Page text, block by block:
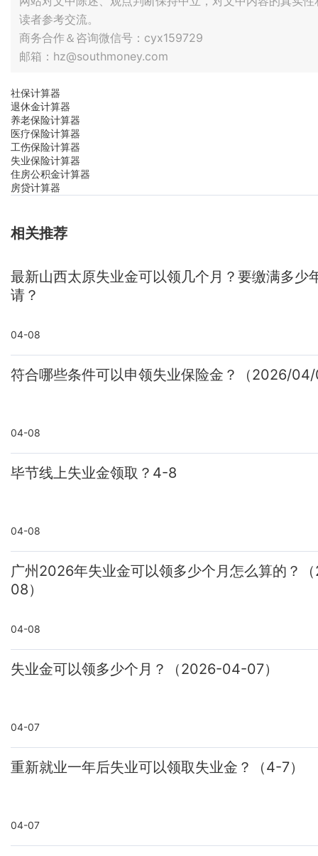
读者参考交流。
商务合作＆咨询微信号：cyx159729
邮箱：hz@southmoney.com
社保计算器
退休金计算器
养老保险计算器
医疗保险计算器
工伤保险计算器
失业保险计算器
住房公积金计算器
房贷计算器
相关推荐
最新山西太原失业金可以领几个月？要缴满多少
请？
04-08
符合哪些条件可以申领失业保险金？（2026/
04-08
毕节线上失业金领取？4-8
04-08
广州2026年失业金可以领多少个月怎么算的？
08）
04-08
失业金可以领多少个月？（2026-04-07）
04-07
重新就业一年后失业可以领取失业金？（4-7）
04-07